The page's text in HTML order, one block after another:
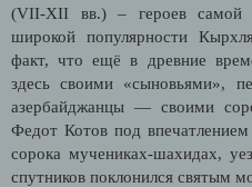
(VII-XII вв.) – героев самой
широкой популярности
факт, что ещё в древние
здесь своими «сыновьями»,
азербайджанцы — своими
Федот Котов под
сорока мучениках-шахидах,
спутников поклонился святым